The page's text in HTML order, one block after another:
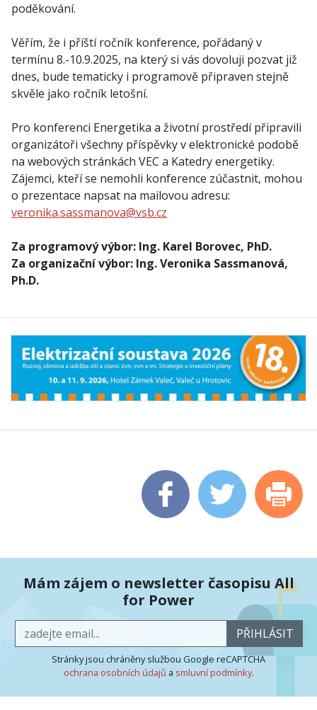
poděkování.
Věřím, že i příští ročník konference, pořádaný v
termínu 8.-10.9.2025, na který si vás dovoluji pozvat již
dnes, bude tematicky i programově připraven stejně
skvěle jako ročník letošní.
Pro konferenci Energetika a životní prostředí připravi­li
organizátoři všechny příspěvky v elektronické podobě
na webových stránkách VEC a Katedry energetiky.
Zájemci, kteří se nemohli kon­ference zúčastnit, mohou
o prezentace napsat na mailovou adresu:
veronika.sassmanova@vsb.cz
Za programový výbor: Ing. Karel Borovec, PhD.
Za organizační výbor: Ing. Veronika Sassmanová,
Ph.D.
Mám zájem o newsletter časopisu All
for Power
PŘIHLÁSIT
Stránky jsou chráněny službou Google reCAPTCHA
ochrana osobních údajů a smluvní podmínky.